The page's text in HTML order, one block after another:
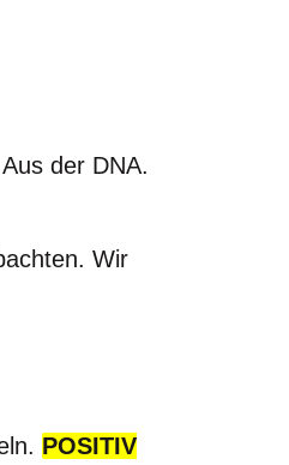
der DNA.
Wir
POSITIV